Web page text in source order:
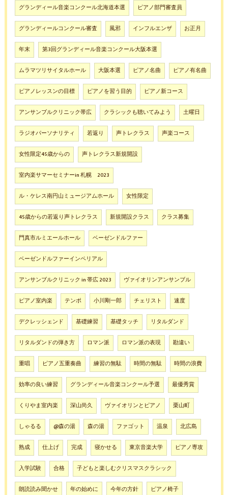
グランディール音楽コンクール北海道本選 ピアノ部門審査員
グランディールコンクール審査 風邪 インフルエンザ お正月
年末 第3回グランディール音楽コンクール大阪本選
ムラマツリサイタルホール 大阪本選 ピアノ名曲 ピアノ有名曲
ピアノレッスンの目標 ピアノを習う目的 ピアノ新コース
アンサンブルクリニック帯広 クラシックも聴いてみよう 土曜日
ラジオパーソナリティ 若返り 声トレクラス 声楽コース
女性限定45歳からの 声トレクラス新規開設
室内楽サマーセミナーin 札幌 2023
ル・ケレス南円山ミュージアムホール 女性限定
45歳からの若返り声トレクラス 新規開設クラス クラス募集
門真市ルミエールホール ベーゼンドルファー
ベーゼンドルファーインペリアル
アンサンブルクリニック in 帯広 2023 ヴァイオリンアンサンブル
ピアノ室内楽 テンポ 小川剛一郎 チェリスト 速度
デクレッシェンド 基礎練習 基礎タッチ リタルダンド
リタルダンドの弾き方 ロマン派 ロマン派の表現 勘違い
重唱 ピアノ五重奏曲 練習の無駄 時間の無駄 時間の浪費
効率の良い練習 グランディール音楽コンクール予選 最優秀賞
くりやま室内楽 深山尚久 ヴァイオリンとピアノ 栗山町
しゃるる @森の湯 森の湯 ファゴット 温泉 北広島
熟成 仕上げ 完成 寝かせる 東京音楽大学 ピアノ専攻
入学試験 合格 子どもと楽しむクリスマスクラシック
朗読読み聞かせ 年の始めに 今年の方針 ピアノ椅子